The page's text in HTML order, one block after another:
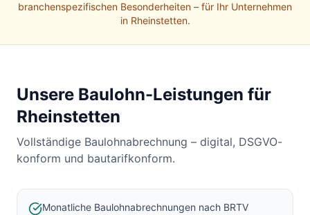
branchenspezifischen Besonderheiten – für Ihr Unternehmen
in Rheinstetten.
Unsere Baulohn-Leistungen für
Rheinstetten
Vollständige Baulohnabrechnung – digital, DSGVO-
konform und bautarifkonform.
Monatliche Baulohnabrechnungen nach BRTV
Baulohnabrechnung Backnang
Baulohnabrechnung Stuttgart
Baulohnabrechnung Heilbronn